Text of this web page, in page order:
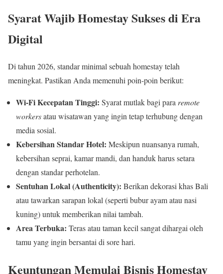
Syarat Wajib Homestay Sukses di Era
Digital
Di tahun 2026, standar minimal sebuah homestay telah
meningkat. Pastikan Anda memenuhi poin-poin berikut:
Wi-Fi Kecepatan Tinggi: Syarat mutlak bagi pararemote
workersatau wisatawan yang ingin tetap terhubung dengan
media sosial.
Kebersihan Standar Hotel: Meskipun nuansanya rumah,
kebersihan seprai, kamar mandi, dan handuk harus setara
dengan standar perhotelan.
Sentuhan Lokal (Authenticity): Berikan dekorasi khas Bali
atau tawarkan sarapan lokal (seperti bubur ayam atau nasi
kuning) untuk memberikan nilai tambah.
Area Terbuka: Teras atau taman kecil sangat dihargai oleh
tamu yang ingin bersantai di sore hari.
Keuntungan Memulai Bisnis Homestay